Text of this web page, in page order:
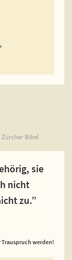
Zürcher Bibel
sie
nicht
zu.”
Trauspruch werden!